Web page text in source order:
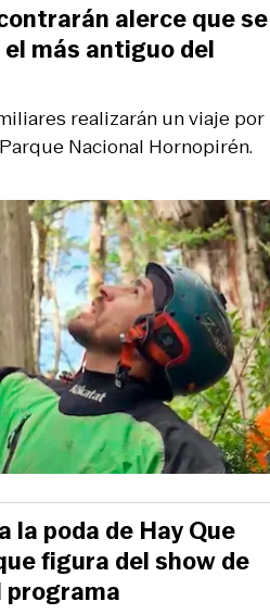
realizarán un viaje por
Nacional Hornopirén.
alerce que se
más antiguo del
la poda de Hay Que
figura del show de
programa